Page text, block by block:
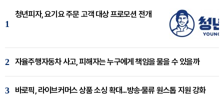
1
청년피자, 요기요 주문 고객 대상 프로모션 전개
2 자율주행자동차 사고, 피해자는 누구에게 책임을 물을 수 있을까
3 바로픽, 라이브커머스 상품 소싱 확대...방송·물류 원스톱 지원 강화